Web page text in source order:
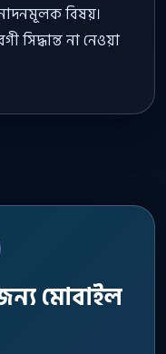
বিষয়।
না নেওয়া
মোবাইল